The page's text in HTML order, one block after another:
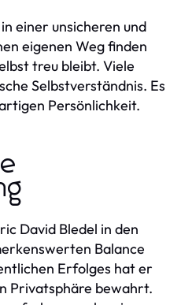
einer unsicheren und
eigenen Weg finden
treu bleibt. Viele
Selbstverständnis. Es
Persönlichkeit.
David Bledel in den
Balance
Erfolges hat er
Privatsphäre bewahrt.